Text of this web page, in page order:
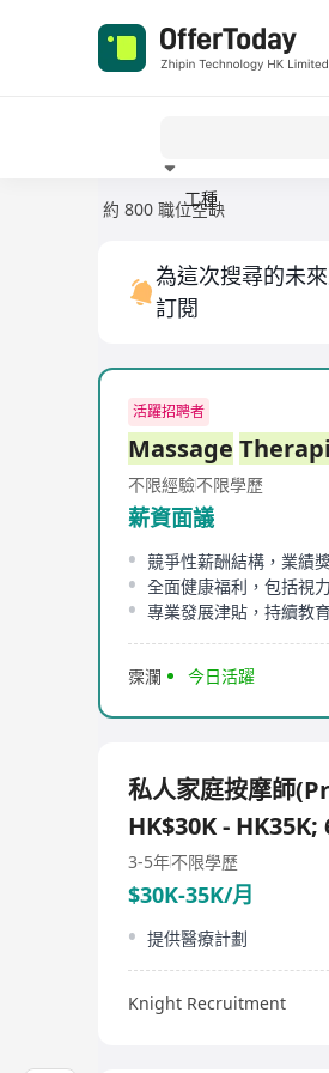
工種
約 800 職位空缺
為這次搜尋的未
訂閱
活躍招聘者
Massage
不限經驗不限學歷
薪資面議
競爭性薪酬結構，業績
全面健康福利，包括視
專業發展津貼，持續教
霂瀾 今日活躍
私人家庭按摩師
HK$30K -
3-5年不限學歷
$30K-35K/月
提供醫療計劃
Knight Recruitment